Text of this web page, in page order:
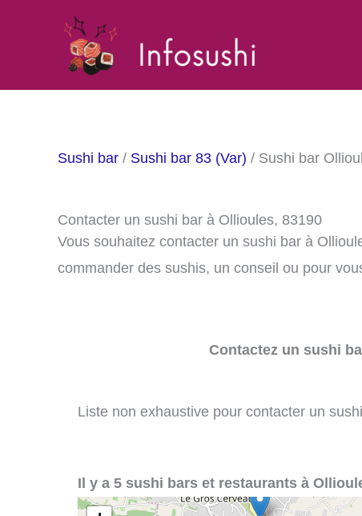
Sushi bar / Sushi bar 83 (Var) / Sushi bar
Contacter un sushi bar à Ollioules, 83190
Vous souhaitez contacter un sushi bar à
commander des sushis, un conseil ou pour
Contactez un sushi
Liste non exhaustive pour contacter un
Il y a 5 sushi bars et restaurants à